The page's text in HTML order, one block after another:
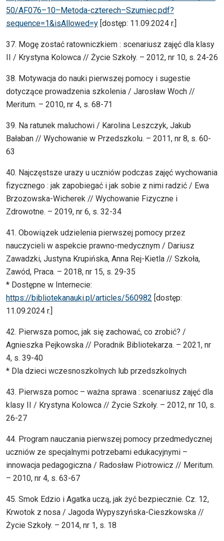
50/AF076–10–Metoda-czterech–Szumiec.pdf?
sequence=1&isAllowed=y [dostęp: 11.09.2024 r.]
37. Mogę zostać ratowniczkiem : scenariusz zajęć dla klasy
II / Krystyna Kolowca // Życie Szkoły. – 2012, nr 10, s. 24-26
38. Motywacja do nauki pierwszej pomocy i sugestie
dotyczące prowadzenia szkolenia / Jarosław Woch //
Meritum. – 2010, nr 4, s. 68-71
39. Na ratunek maluchowi / Karolina Leszczyk, Jakub
Bałaban // Wychowanie w Przedszkolu. – 2011, nr 8, s. 60-
63
40. Najczęstsze urazy u uczniów podczas zajęć wychowania
fizycznego : jak zapobiegać i jak sobie z nimi radzić / Ewa
Brzozowska-Wicherek // Wychowanie Fizyczne i
Zdrowotne. – 2019, nr 6, s. 32-34
41. Obowiązek udzielenia pierwszej pomocy przez
nauczycieli w aspekcie prawno-medycznym / Dariusz
Zawadzki, Justyna Krupińska, Anna Rej-Kietla // Szkoła,
Zawód, Praca. – 2018, nr 15, s. 29-35
* Dostępne w Internecie:
https://bibliotekanauki.pl/articles/560982 [dostęp:
11.09.2024 r.]
42. Pierwsza pomoc, jak się zachować, co zrobić? /
Agnieszka Pejkowska // Poradnik Bibliotekarza. – 2021, nr
4, s. 39-40
* Dla dzieci wczesnoszkolnych lub przedszkolnych
43. Pierwsza pomoc – ważna sprawa : scenariusz zajęć dla
klasy II / Krystyna Kolowca // Życie Szkoły. – 2012, nr 10, s.
26-27
44. Program nauczania pierwszej pomocy przedmedycznej
uczniów ze specjalnymi potrzebami edukacyjnymi –
innowacja pedagogiczna / Radosław Piotrowicz // Meritum.
– 2010, nr 4, s. 63-67
45. Smok Edzio i Agatka uczą, jak żyć bezpiecznie. Cz. 12,
Krwotok z nosa / Jagoda Wypyszyńska-Cieszkowska //
Życie Szkoły. – 2014, nr 1, s. 18